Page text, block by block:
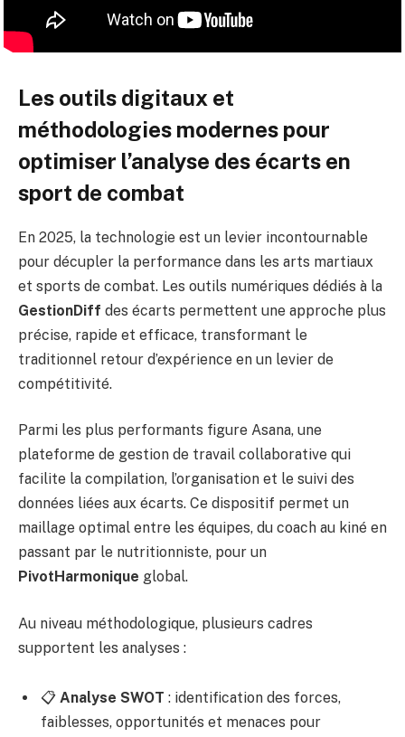
Les outils digitaux et
méthodologies modernes pour
optimiser l’analyse des écarts en
sport de combat
En 2025, la technologie est un levier incontournable
pour décupler la performance dans les arts martiaux
et sports de combat. Les outils numériques dédiés à la
GestionDiff des écarts permettent une approche plus
précise, rapide et efficace, transformant le
traditionnel retour d’expérience en un levier de
compétitivité.
Parmi les plus performants figure Asana, une
plateforme de gestion de travail collaborative qui
facilite la compilation, l’organisation et le suivi des
données liées aux écarts. Ce dispositif permet un
maillage optimal entre les équipes, du coach au kiné en
passant par le nutritionniste, pour un
PivotHarmonique global.
Au niveau méthodologique, plusieurs cadres
supportent les analyses :
📋 Analyse SWOT : identification des forces,
faiblesses, opportunités et menaces pour